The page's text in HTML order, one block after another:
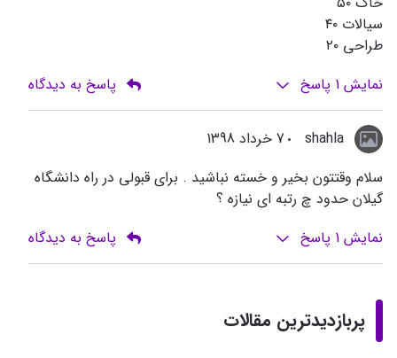
سيالات ٤٠
طراحي ٢٠
نمایش 1 پاسخ پاسخ به دیدگاه
shahla
7 خرداد 1398
سلام وقتتون بخير و خسته نباشيد . براي قبولي در راه دانشگاه
گيلان حدود چ رتبه اي نيازه ؟
نمایش 1 پاسخ پاسخ به دیدگاه
پربازدیدترین مقالات